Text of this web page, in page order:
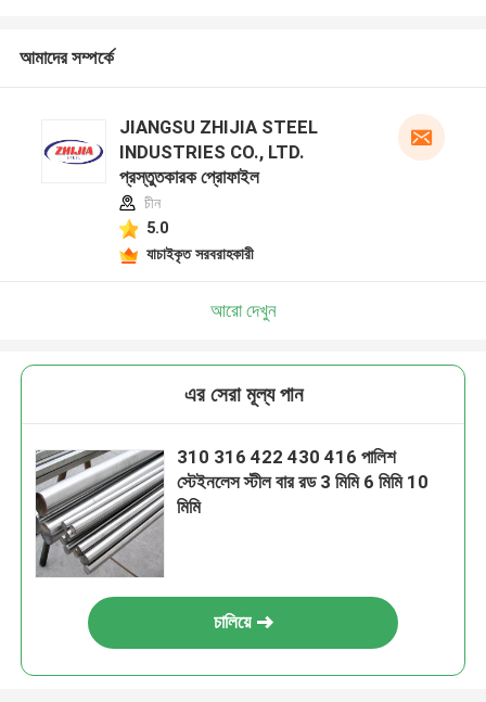
আমাদের সম্পর্কে
JIANGSU ZHIJIA STEEL
INDUSTRIES CO., LTD.
প্রস্তুতকারক প্রোফাইল
চীন
5.0
যাচাইকৃত সরবরাহকারী
আরো দেখুন
এর সেরা মূল্য পান
310 316 422 430 416 পালিশ
স্টেইনলেস স্টীল বার রড 3 মিমি 6 মিমি 10
মিমি
চালিয়ে